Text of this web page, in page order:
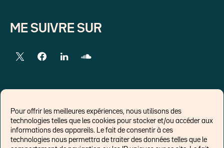
Pour offrir les meilleures expériences, nous utilisons des
technologies telles que les cookies pour stocker et/ou accéder aux
informations des appareils. Le fait de consentir à ces
technologies nous permettra de traiter des données telles que le
ME SUIVRE SUR
LIENS EXTERNES
Chroniques pour Forbes
Economistes